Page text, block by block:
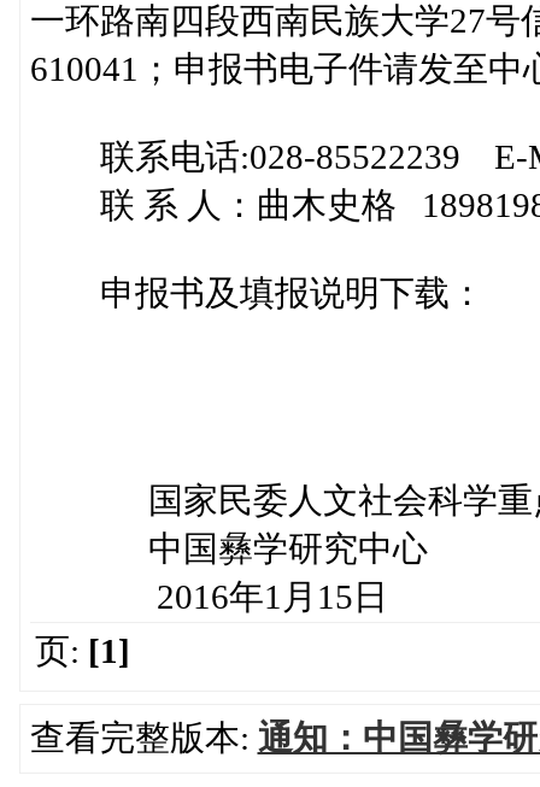
一环路南四段西南民族大学27
610041；申报书电子件请发至
联系电话:028-85522239 E-
联 系 人：曲木史格
申报书及填报说明下载：
国家民委人文社会科学重
中国彝学研究中心
2016年1月15日
页: [1]
查看完整版本: 通知：中国彝学